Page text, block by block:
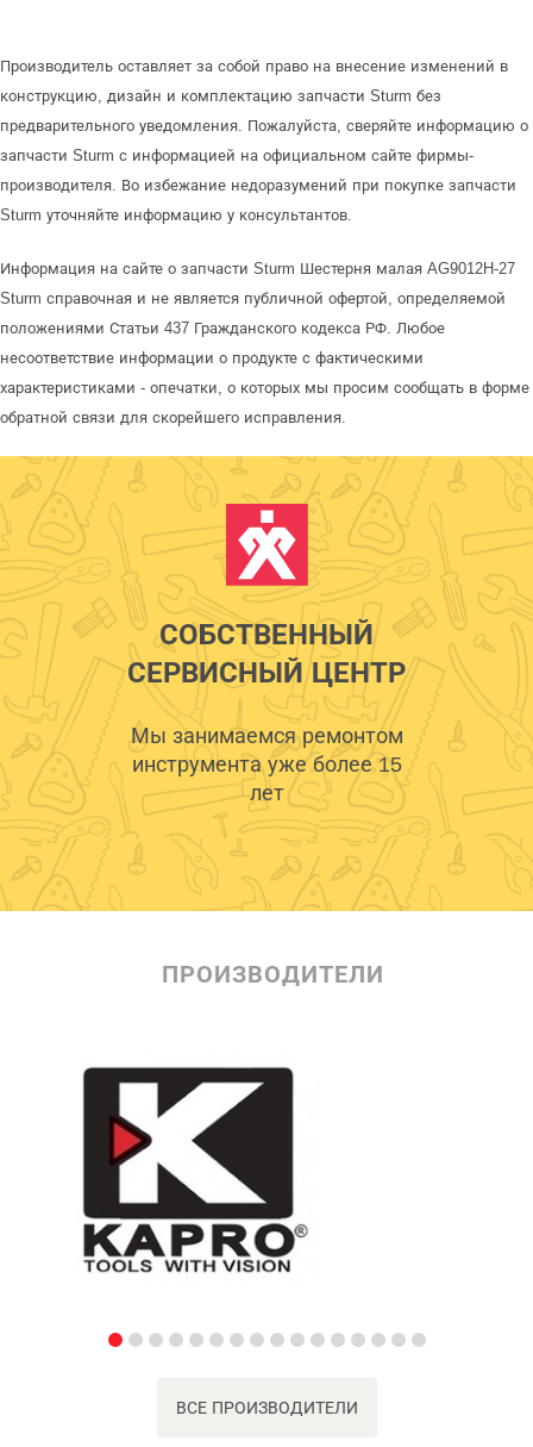
Производитель оставляет за собой право на внесение изменений в
конструкцию, дизайн и комплектацию запчасти Sturm без
предварительного уведомления. Пожалуйста, сверяйте информацию о
запчасти Sturm с информацией на официальном сайте фирмы-
производителя. Во избежание недоразумений при покупке запчасти
Sturm уточняйте информацию у консультантов.
Информация на сайте о запчасти Sturm Шестерня малая AG9012H-27
Sturm справочная и не является публичной офертой, определяемой
положениями Статьи 437 Гражданского кодекса РФ. Любое
несоответствие информации о продукте с фактическими
характеристиками - опечатки, о которых мы просим сообщать в форме
обратной связи для скорейшего исправления.
СОБСТВЕННЫЙ
СЕРВИСНЫЙ ЦЕНТР
Мы занимаемся ремонтом
инструмента уже более 15
лет
ПРОИЗВОДИТЕЛИ
ВСЕ ПРОИЗВОДИТЕЛИ